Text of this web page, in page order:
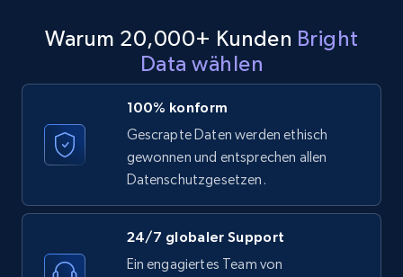
URL, ID, User id, Use url, Title, Headline, Post
text, Date posted, and more.
11.3K+ 1.5K+ Gratis testen
Warum 20,000+ Kunden Bright
Data wählen
100% konform
Gescrapte Daten werden ethisch
gewonnen und entsprechen allen
Datenschutzgesetzen.
24/7 globaler Support
Ein engagiertes Team von